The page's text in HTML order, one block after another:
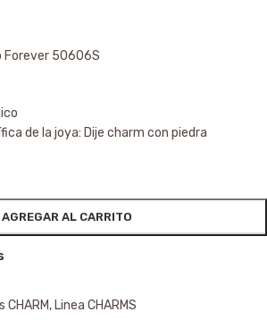
Forever 50606S
de la joya: Dije charm con piedra
AGREGAR AL CARRITO
CHARM, Linea CHARMS